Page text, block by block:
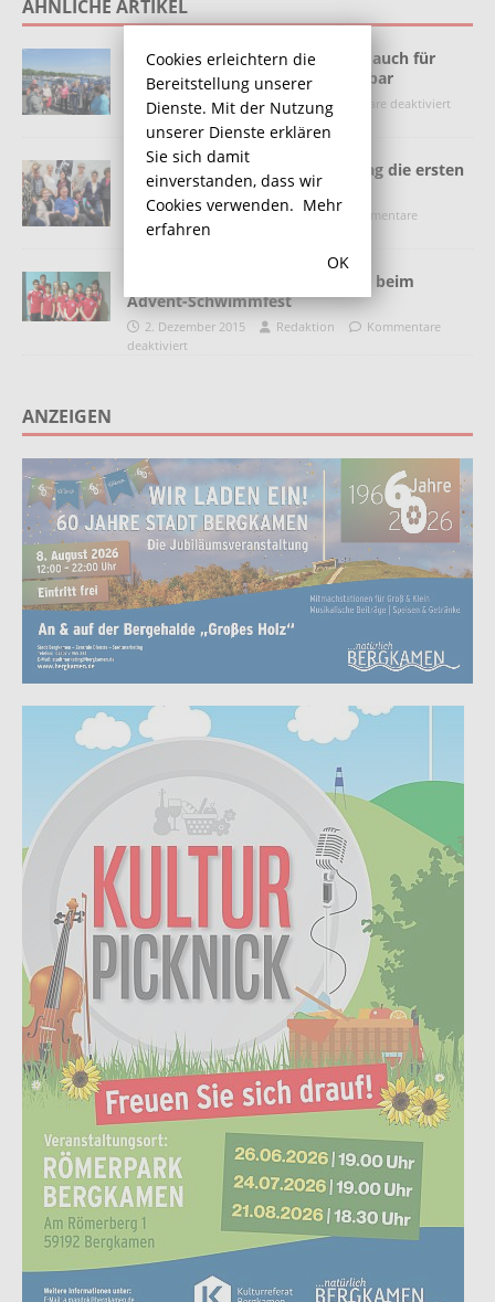
ÄHNLICHE ARTIKEL
Gästeführer machen die Marina auch für
Blinde und Sehbehinderte erlebbar
28. Mai 2013 Heino Kommentare deaktiviert
Volksbühne 20 wählt am Sonntag die ersten
Funktionsträger
12. März 2025 Redaktion
Kommentare
deaktiviert
TuRa-Wasserfreunde erfolgreich beim
Advent-Schwimmfest
2. Dezember 2015 Redaktion
Kommentare
deaktiviert
ANZEIGEN
Cookies erleichtern die
Bereitstellung unserer
Dienste. Mit der Nutzung
unserer Dienste erklären
Sie sich damit
einverstanden, dass wir
Cookies verwenden. Mehr
erfahren
OK